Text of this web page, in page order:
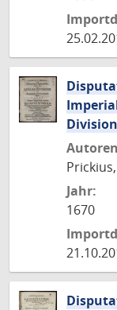
Autoren
Jahr:
1670